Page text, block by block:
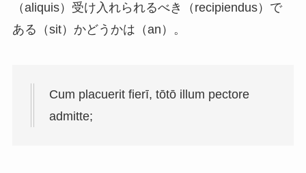
（aliquis）受け入れられるべき（recipiendus）で
ある（sit）かどうかは（an）。
Cum placuerit fierī, tōtō illum pectore
admitte;